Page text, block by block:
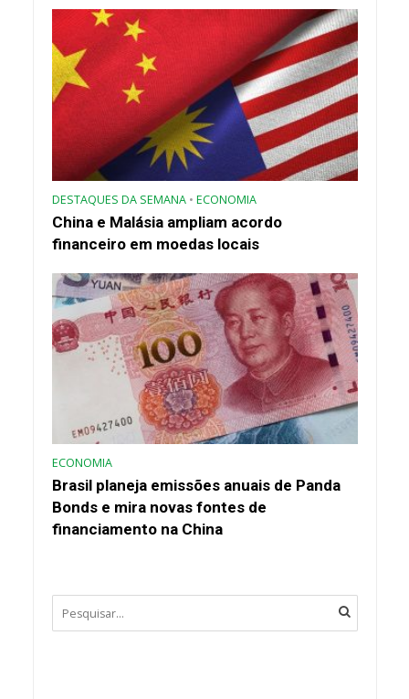
DESTAQUES DA SEMANA • ECONOMIA
China e Malásia ampliam acordo
financeiro em moedas locais
ECONOMIA
Brasil planeja emissões anuais de Panda
Bonds e mira novas fontes de
financiamento na China